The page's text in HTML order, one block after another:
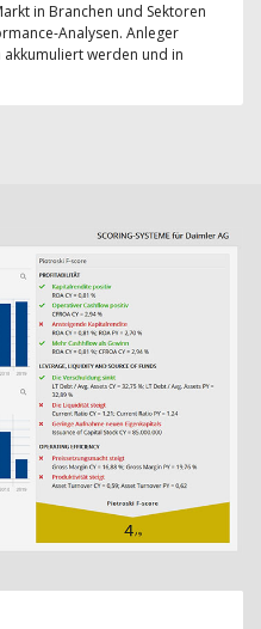
in Branchen und Sektoren
Analysen. Anleger
akkumuliert werden und in